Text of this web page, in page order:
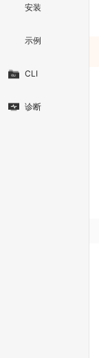
安装
示例
CLI
诊断